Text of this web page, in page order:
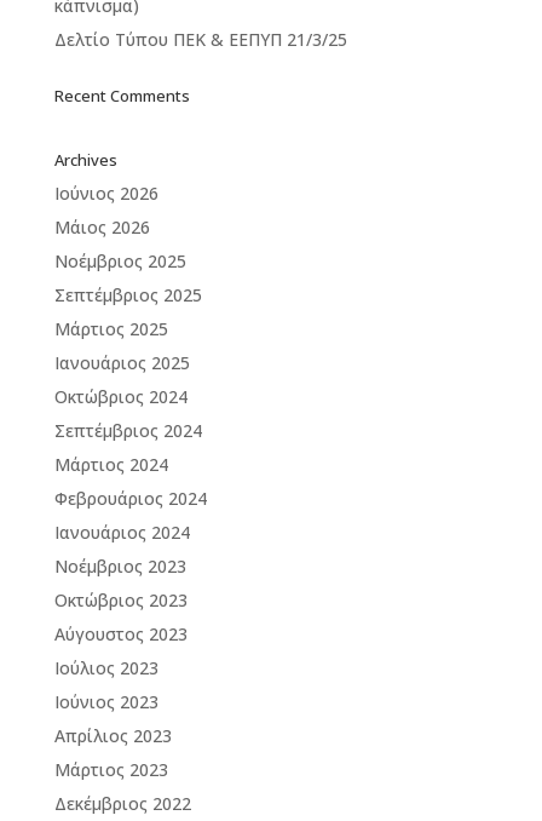
κάπνισμα)
Δελτίο Τύπου ΠΕΚ & ΕΕΠΥΠ 21/3/25
Recent Comments
Archives
Ιούνιος 2026
Μάιος 2026
Νοέμβριος 2025
Σεπτέμβριος 2025
Μάρτιος 2025
Ιανουάριος 2025
Οκτώβριος 2024
Σεπτέμβριος 2024
Μάρτιος 2024
Φεβρουάριος 2024
Ιανουάριος 2024
Νοέμβριος 2023
Οκτώβριος 2023
Αύγουστος 2023
Ιούλιος 2023
Ιούνιος 2023
Απρίλιος 2023
Μάρτιος 2023
Δεκέμβριος 2022